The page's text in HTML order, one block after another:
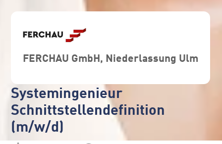
FERCHAU GmbH, Niederlassung Ulm
Systemingenieur
Schnittstellendefinition
(m/w/d)